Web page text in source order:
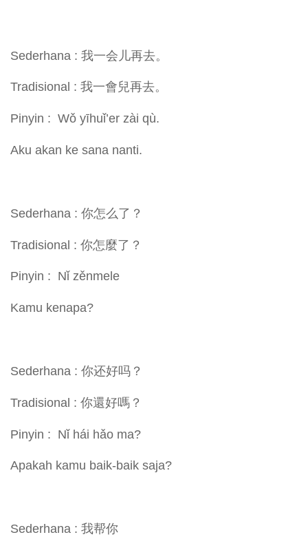
Sederhana : 我一会儿再去。
Tradisional : 我一會兒再去。
Pinyin : Wǒ yīhuǐ’er zài qù.
Aku akan ke sana nanti.
Sederhana : 你怎么了？
Tradisional : 你怎麼了？
Pinyin : Nǐ zěnmele
Kamu kenapa?
Sederhana : 你还好吗？
Tradisional : 你還好嗎？
Pinyin : Nǐ hái hǎo ma?
Apakah kamu baik-baik saja?
Sederhana : 我帮你